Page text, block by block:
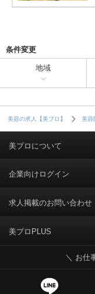
条件変更
地域
美容の求人【美プロ】 美容
美プロについて
利用規約
掲載規約
個人情報保護ポリシー
個人情報のお取り扱いに
Cookieポリシー
企業向けログイン
求人掲載のお問い合わせ
美プロPLUS
＼ お仕